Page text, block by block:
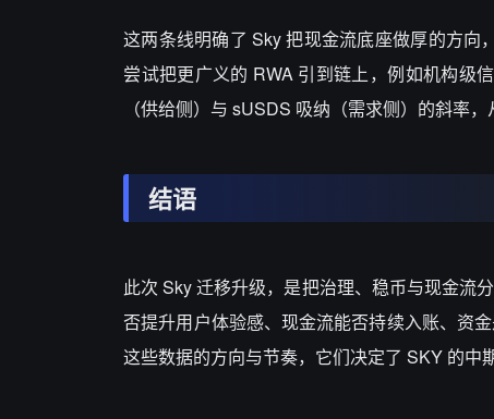
这两条线明确了 Sky把现金流底座做厚的方向
尝试把更广义的 RWA 引到链上，例如机构级
（供给侧）与 sUSDS 吸纳（需求侧）的斜率，
结语
此次 Sky迁移升级，是把治理、稳币与现金流
否提升用户体验感、现金流能否持续入账、资
这些数据的方向与节奏，它们决定了 SKY 的中